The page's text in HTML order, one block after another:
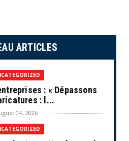
ARTICLES
: « Dépassons
: l...
04, 2026